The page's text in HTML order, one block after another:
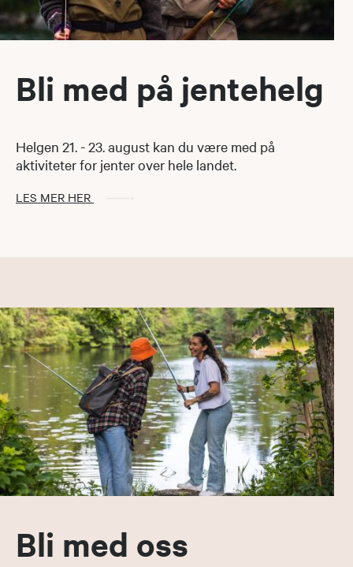
Bli med på jentehelg
Helgen 21. - 23. august kan du være med på
aktiviteter for jenter over hele landet.
LES MER HER
Bli med oss